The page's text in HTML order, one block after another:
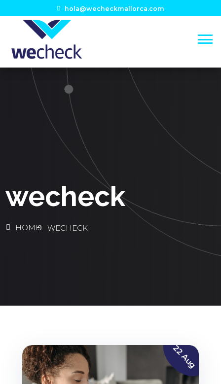
hola@wecheckmallorca.com
wecheck
HOME WECHECK
22 Aug